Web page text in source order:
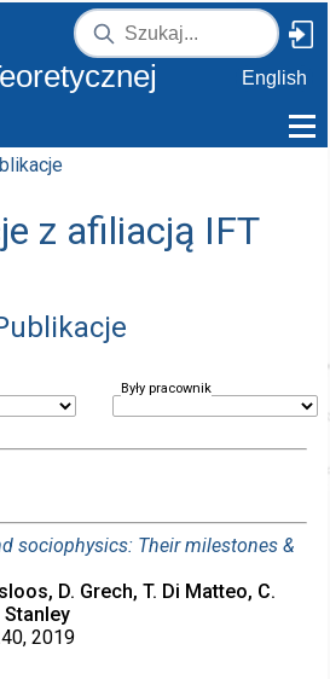
English
z afiliacją IFT
Były pracownik
sociophysics: Their milestones &
D. Grech, T. Di Matteo, C.
Stanley
2019